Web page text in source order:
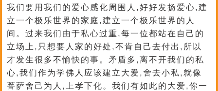
我们要用我们的爱心感化周围人,好好发扬爱心,建
立一个极乐世界的家庭,建立一个极乐世界的人
间。过来我们由于私心过重,每一位都站在自己的
立场上,只想要人家的好处,不肯自己去付出,所以
才发生很多不愉快的事。矛盾多,离不开我们的私
心,我们作为学佛人应该建立大爱,舍去小私,就像
菩萨舍己为人,上孝下化。我们有如此的大爱,你一